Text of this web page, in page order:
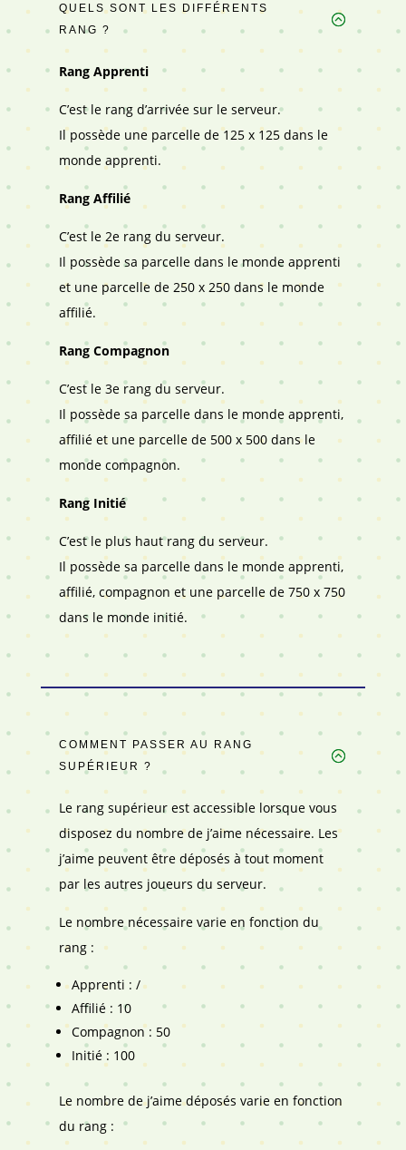
QUELS SONT LES DIFFÉRENTS
RANG ?
Rang Apprenti
C’est le rang d’arrivée sur le serveur.
Il possède une parcelle de 125 x 125 dans le
monde apprenti.
Rang Affilié
C’est le 2e rang du serveur.
Il possède sa parcelle dans le monde apprenti
et une parcelle de 250 x 250 dans le monde
affilié.
Rang Compagnon
C’est le 3e rang du serveur.
Il possède sa parcelle dans le monde apprenti,
affilié et une parcelle de 500 x 500 dans le
monde compagnon.
Rang Initié
C’est le plus haut rang du serveur.
Il possède sa parcelle dans le monde apprenti,
affilié, compagnon et une parcelle de 750 x 750
dans le monde initié.
COMMENT PASSER AU RANG
SUPÉRIEUR ?
Le rang supérieur est accessible lorsque vous
disposez du nombre de j’aime nécessaire. Les
j’aime peuvent être déposés à tout moment
par les autres joueurs du serveur.
Le nombre nécessaire varie en fonction du
rang :
Apprenti : /
Affilié : 10
Compagnon : 50
Initié : 100
Le nombre de j’aime déposés varie en fonction
du rang :